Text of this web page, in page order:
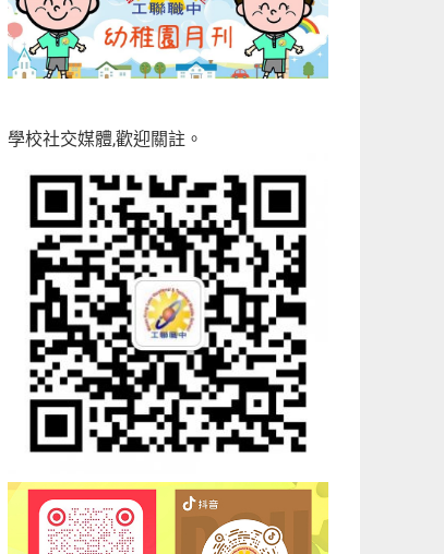
學校社交媒體,歡迎關註。